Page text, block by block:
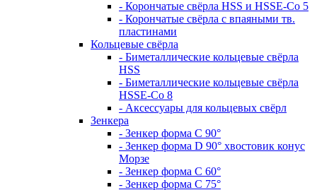
- Корончатые свёрла HSS и HSSE-Co 5
- Корончатые свёрла с впаяными тв.
пластинами
Кольцевые свёрла
- Биметаллические кольцевые свёрла
HSS
- Биметаллические кольцевые свёрла
HSSE-Co 8
- Аксессуары для кольцевых свёрл
Зенкера
- Зенкер форма С 90°
- Зенкер форма D 90° хвостовик конус
Морзе
- Зенкер форма С 60°
- Зенкер форма С 75°